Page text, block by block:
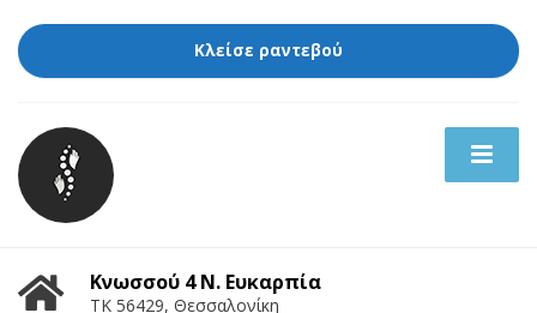
Κλείσε ραντεβού
Κνωσσού 4 Ν. Ευκαρπία
ΤΚ 56429, Θεσσαλονίκη